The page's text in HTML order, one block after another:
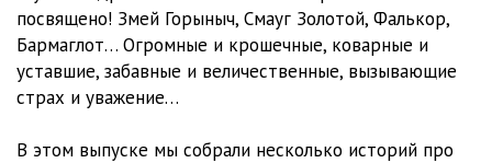
посвящено! Змей Горыныч, Смауг Золотой, Фалькор,
Бармаглот… Огромные и крошечные, коварные и
уставшие, забавные и величественные, вызывающие
страх и уважение…
В этом выпуске мы собрали несколько историй про